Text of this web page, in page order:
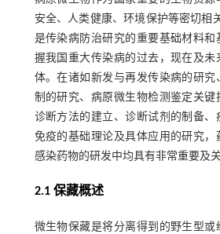
安全、人类健康、环境保护等密切相
是传染病防治研究的重要基础材料和
握我国重大传染病的过去，现在及未
体。在诸如新发与再发传染病的研究
制的研究、病原微生物检测鉴定关键
诊断方法的建立、诊断试剂的制备、
免疫的基础理论及具体应用的研究，
感染药物的研发中均具有非常重要及关
2.1 保藏概述
微生物保藏是将分离得到的野生型或